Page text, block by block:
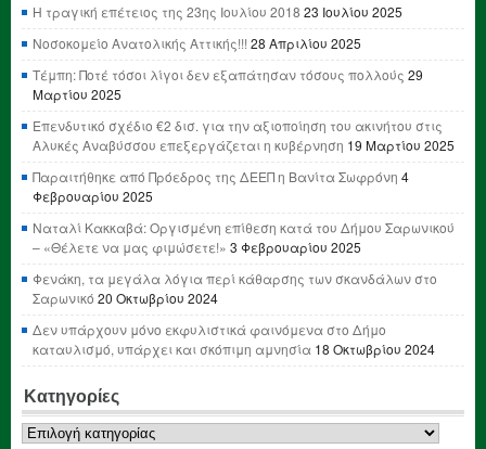
Η τραγική επέτειος της 23ης Ιουλίου 2018 23 Ιουλίου 2025
Νοσοκομείο Ανατολικής Αττικής!!! 28 Απριλίου 2025
Τέμπη: Ποτέ τόσοι λίγοι δεν εξαπάτησαν τόσους πολλούς 29
Μαρτίου 2025
Επενδυτικό σχέδιο €2 δισ. για την αξιοποίηση του ακινήτου στις
Αλυκές Αναβύσσου επεξεργάζεται η κυβέρνηση 19 Μαρτίου 2025
Παραιτήθηκε από Πρόεδρος της ΔΕΕΠ η Βανίτα Σωφρόνη 4
Φεβρουαρίου 2025
Ναταλί Κακκαβά: Οργισμένη επίθεση κατά του Δήμου Σαρωνικού
– «Θέλετε να μας φιμώσετε!» 3 Φεβρουαρίου 2025
Φενάκη, τα μεγάλα λόγια περί κάθαρσης των σκανδάλων στο
Σαρωνικό 20 Οκτωβρίου 2024
Δεν υπάρχουν μόνο εκφυλιστικά φαινόμενα στο Δήμο
καταυλισμό, υπάρχει και σκόπιμη αμνησία 18 Οκτωβρίου 2024
Κατηγορίες
Κατηγορίες